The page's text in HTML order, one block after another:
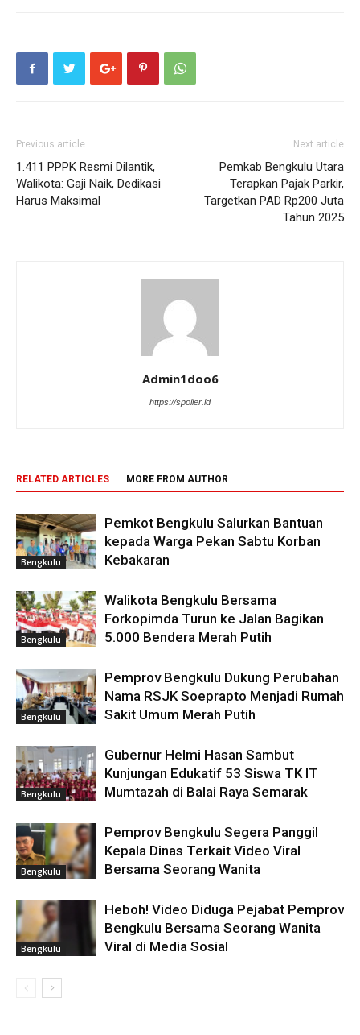
Previous article
1.411 PPPK Resmi Dilantik,
Walikota: Gaji Naik, Dedikasi
Harus Maksimal
Next article
Pemkab Bengkulu Utara
Terapkan Pajak Parkir,
Targetkan PAD Rp200 Juta
Tahun 2025
Admin1doo6
https://spoiler.id
RELATED ARTICLES MORE FROM AUTHOR
Bengkulu
Pemkot Bengkulu Salurkan Bantuan
kepada Warga Pekan Sabtu Korban
Kebakaran
Bengkulu
Walikota Bengkulu Bersama
Forkopimda Turun ke Jalan Bagikan
5.000 Bendera Merah Putih
Bengkulu
Pemprov Bengkulu Dukung Perubahan
Nama RSJK Soeprapto Menjadi Rumah
Sakit Umum Merah Putih
Bengkulu
Gubernur Helmi Hasan Sambut
Kunjungan Edukatif 53 Siswa TK IT
Mumtazah di Balai Raya Semarak
Bengkulu
Pemprov Bengkulu Segera Panggil
Kepala Dinas Terkait Video Viral
Bersama Seorang Wanita
Bengkulu
Heboh! Video Diduga Pejabat Pemprov
Bengkulu Bersama Seorang Wanita
Viral di Media Sosial